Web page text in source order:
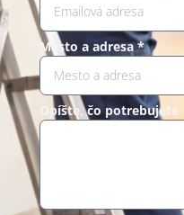
Mesto a adresa *
Opíšte, čo potrebujete